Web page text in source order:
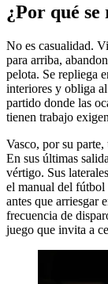
¿Por qué
No es casualidad.
para arriba,
pelota. Se repliega
interiores y obliga
partido donde las
tienen trabajo
Vasco, por su
En sus últimas
vértigo. Sus
el manual del fútbol
antes que arriesgar
frecuencia de
juego que invita a